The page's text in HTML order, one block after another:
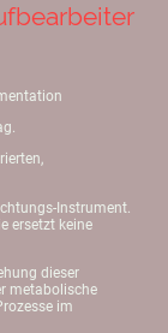
Instrument.
ersetzt keine
dieser
metabolische
im